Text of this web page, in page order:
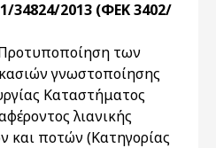
34824/2013 (ΦΕΚ 3402/
των
γνωστοποίησης
Καταστήματος
λιανικής
και ποτών (Κατηγορίας